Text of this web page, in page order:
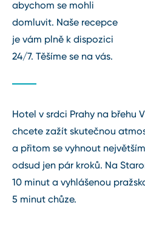
abychom se mohli
domluvit. Naše recepce
je vám plně k dispozici
24/7. Těšíme se na vás.
Hotel v srdci Prahy na břehu
chcete zažít skutečnou
a přitom se vyhnout
odsud jen pár kroků. Na
10 minut a vyhlášenou
5 minut chůze.